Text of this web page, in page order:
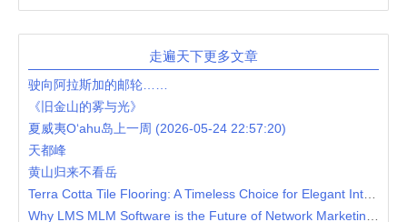
走遍天下更多文章
驶向阿拉斯加的邮轮……
《旧金山的雾与光》
夏威夷O‘ahu岛上一周 (2026-05-24 22:57:20)
天都峰
黄山归来不看岳